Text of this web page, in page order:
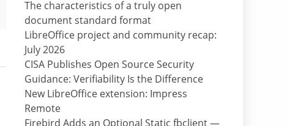
The characteristics of a truly open
document standard format
LibreOffice project and community recap:
July 2026
CISA Publishes Open Source Security
Guidance: Verifiability Is the Difference
New LibreOffice extension: Impress
Remote
Firebird Adds an Optional Static fbclient —